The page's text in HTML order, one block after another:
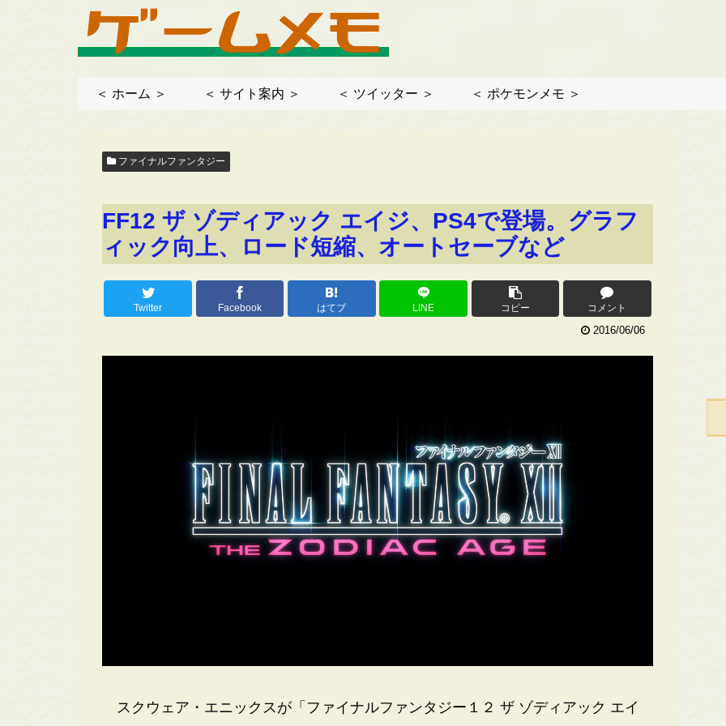
＜ ホーム ＞ ＜ サイト案内 ＞ ＜ ツイッター ＞ ＜ ポケモンメモ ＞
ファイナルファンタジー
FF12 ザ ゾディアック エイジ、PS4で登場。グラフ
ィック向上、ロード短縮、オートセーブなど
Twitter Facebook はてブ LINE コピー コメント
2016/06/06
スクウェア・エニックスが「ファイナルファンタジー１２ ザ ゾディアック エイ